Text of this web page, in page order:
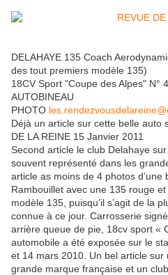
DELAHAYE 135 Coach
des tout premiers modèle 135)
18CV Sport "Coupe des Alpes" N°
AUTOBINEAU
PHOTO
Déjà un article sur cette belle auto
DE LA REINE 15 Janvier 2011
Second article le club Delahaye
souvent représenté dans les
article as moins de 4 photos
Rambouillet avec une 135 rouge et
modèle 135, puisqu’il s’agit de la
connue à ce jour. Carrosserie
arrière queue de pie, 18cv sport «
automobile a été exposée sur le
et 14 mars 2010. Un bel article sur
grande marque française et un